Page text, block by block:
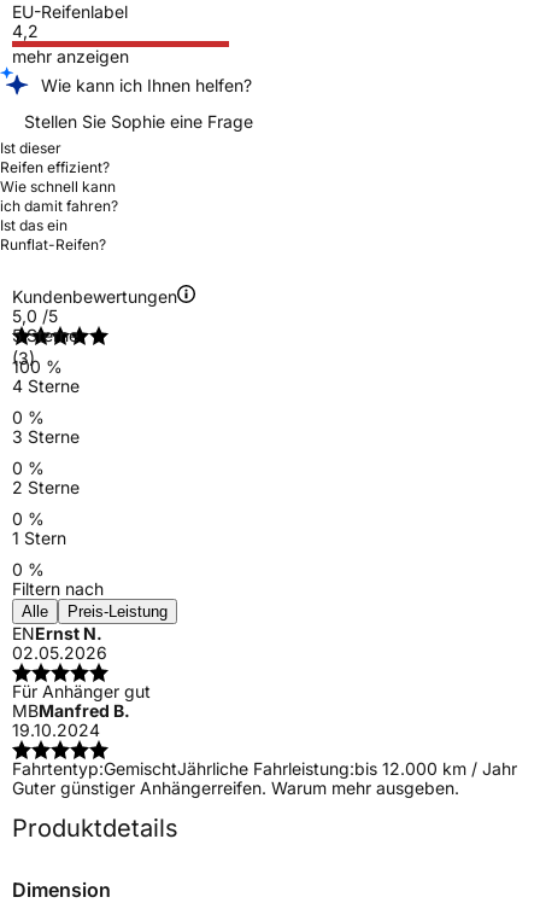
EU-Reifenlabel
4,2
mehr anzeigen
Wie kann ich Ihnen helfen?
Stellen Sie Sophie eine Frage
Ist dieser
Reifen effizient?
Wie schnell kann
ich damit fahren?
Ist das ein
Runflat-Reifen?
Kundenbewertungen
5,0 /5
(3)
5 Sterne
100 %
4 Sterne
0 %
3 Sterne
0 %
2 Sterne
0 %
1 Stern
0 %
Filtern nach
Alle Preis-Leistung
ENErnst N.
02.05.2026
Für Anhänger gut
MBManfred B.
19.10.2024
Fahrtentyp:GemischtJährliche Fahrleistung:bis 12.000 km / Jahr
Guter günstiger Anhängerreifen. Warum mehr ausgeben.
Produktdetails
Dimension